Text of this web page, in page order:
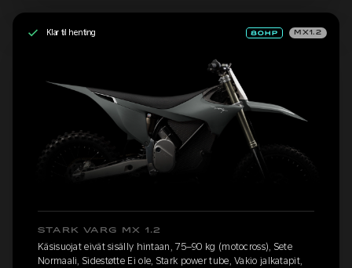
Klar til henting MX1.2
STARK VARG MX 1.2
Käsisuojat eivät sisälly hintaan, 75–90 kg (motocross), Sete
Normaali, Sidestøtte Ei ole, Stark power tube, Vakio jalkatapit,